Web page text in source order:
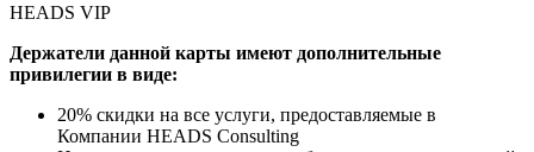
HEADS VIP
Держатели данной карты имеют дополнительные
привилегии в виде:
20% скидки на все услуги, предоставляемые в
Компании HEADS Consulting